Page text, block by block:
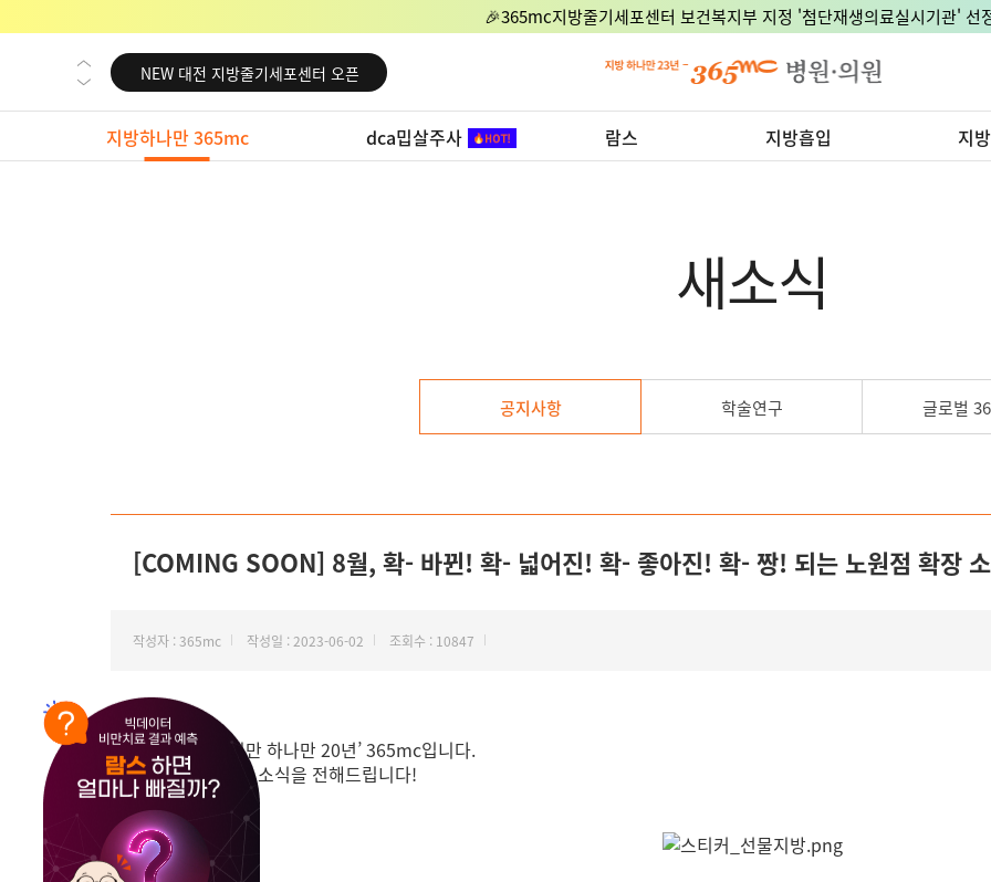
🎉365mc지방줄기세포센터 보건복지부 지정 '첨단재생의료실시기관' 선
NEW 교대 지방줄기세포센터 오픈
NEW 대전 지방줄기세포센터 오픈
NEW 노원 지방줄기세포센터 오픈
NEW 미국 LA점 오픈
지방하나만 365mc dca밉살주사 람스 지방흡입 지
새소식
공지사항 학술연구 글로벌
[COMING SOON] 8월, 확- 바뀐! 확- 넓어진! 확- 좋아진! 확- 짱! 되는 노원점 확장
작성자 : 365mc 작성일 : 2023-06-02 조회수 : 10847
안녕하세요. ‘비만 하나만 20년’ 365mc입니다.
노원점의 특별한 소식을 전해드립니다!